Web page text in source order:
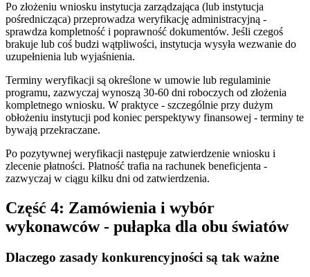
Po złożeniu wniosku instytucja zarządzająca (lub instytucja
pośrednicząca) przeprowadza weryfikację administracyjną -
sprawdza kompletność i poprawność dokumentów. Jeśli czegoś
brakuje lub coś budzi wątpliwości, instytucja wysyła wezwanie do
uzupełnienia lub wyjaśnienia.
Terminy weryfikacji są określone w umowie lub regulaminie
programu, zazwyczaj wynoszą 30-60 dni roboczych od złożenia
kompletnego wniosku. W praktyce - szczególnie przy dużym
obłożeniu instytucji pod koniec perspektywy finansowej - terminy te
bywają przekraczane.
Po pozytywnej weryfikacji następuje zatwierdzenie wniosku i
zlecenie płatności. Płatność trafia na rachunek beneficjenta -
zazwyczaj w ciągu kilku dni od zatwierdzenia.
Część 4: Zamówienia i wybór
wykonawców - pułapka dla obu światów
Dlaczego zasady konkurencyjności są tak ważne